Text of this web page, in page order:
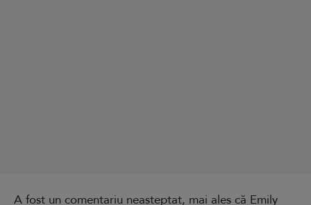
A fost un comentariu neașteptat, mai ales că Emily